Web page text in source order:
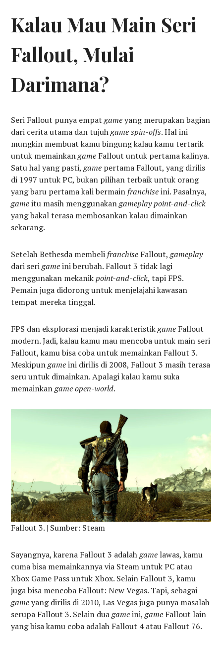
Kalau Mau Main Seri
Fallout, Mulai
Darimana?
Seri Fallout punya empatgameyang merupakan bagian
dari cerita utama dan tujuhgame spin-offs. Hal ini
mungkin membuat kamu bingung kalau kamu tertarik
untuk memainkangame Fallout untuk pertama kalinya.
Satu hal yang pasti,game pertama Fallout, yang dirilis
di 1997 untuk PC, bukan pilihan terbaik untuk orang
yang baru pertama kali bermain franchiseini. Pasalnya,
gameitu masih menggunakangameplay point-and-click
yang bakal terasa membosankan kalau dimainkan
sekarang.
Setelah Bethesda membeli franchise Fallout,gameplay
dari serigameini berubah. Fallout 3 tidak lagi
menggunakan mekanikpoint-and-click, tapi FPS.
Pemain juga didorong untuk menjelajahi kawasan
tempat mereka tinggal.
FPS dan eksplorasi menjadi karakteristikgame Fallout
modern. Jadi, kalau kamu mau mencoba untuk main seri
Fallout, kamu bisa coba untuk memainkan Fallout 3.
Meskipungameini dirilis di 2008, Fallout 3 masih terasa
seru untuk dimainkan. Apalagi kalau kamu suka
memainkangame open-world.
Fallout 3. | Sumber: Steam
Sayangnya, karena Fallout 3 adalahgame lawas, kamu
cuma bisa memainkannya via Steam untuk PC atau
Xbox Game Pass untuk Xbox. Selain Fallout 3, kamu
juga bisa mencoba Fallout: New Vegas. Tapi, sebagai
gameyang dirilis di 2010, Las Vegas juga punya masalah
serupa Fallout 3. Selain duagameini,game Fallout lain
yang bisa kamu coba adalah Fallout 4 atau Fallout 76.